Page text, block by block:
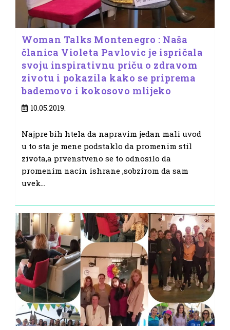
Woman Talks Montenegro : Naša
članica Violeta Pavlovic je ispričala
svoju inspirativnu priču o zdravom
zivotu i pokazila kako se priprema
bademovo i kokosovo mlijeko
Post
10.05.2019.
Najpre bih htela da napravim jedan mali uvod
u to sta je mene podstaklo da promenim stil
zivota,a prvenstveno se to odnosilo da
promenim nacin ishrane ,sobzirom da sam
uvek…